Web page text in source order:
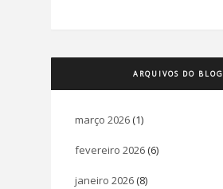
ARQUIVOS DO BLOG
março 2026 (1)
fevereiro 2026 (6)
janeiro 2026 (8)